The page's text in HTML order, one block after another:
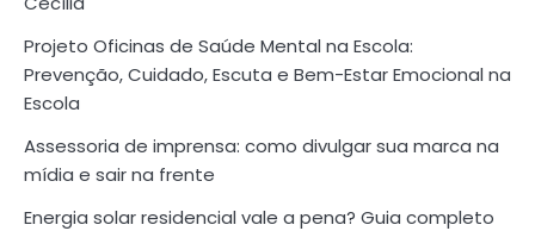
Projeto Oficinas de Saúde Mental na Escola:
Prevenção, Cuidado, Escuta e Bem-Estar Emocional na
Escola
Assessoria de imprensa: como divulgar sua marca na
mídia e sair na frente
Energia solar residencial vale a pena? Guia completo